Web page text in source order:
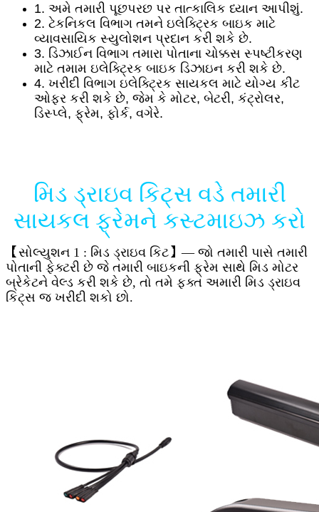
1. અમે તમારી પૂછપરછ પર તાત્કાલિક ધ્યાન આપીશું.
2. ટેકનિકલ વિભાગ તમને ઇલેક્ટ્રિક બાઇક માટે
વ્યાવસાયિક સ્યુલોશન પ્રદાન કરી શકે છે.
3. ડિઝાઈન વિભાગ તમારા પોતાના ચોક્કસ સ્પષ્ટીકરણ
માટે તમામ ઇલેક્ટ્રિક બાઇક ડિઝાઇન કરી શકે છે.
4. ખરીદી વિભાગ ઇલેક્ટ્રિક સાયકલ માટે યોગ્ય કીટ
ઓફર કરી શકે છે, જેમ કે મોટર, બેટરી, કંટ્રોલર,
ડિસ્પ્લે, ફ્રેમ, ફોર્ક, વગેરે.
મિડ ડ્રાઇવ કિટ્સ વડે તમારી
સાયકલ ફ્રેમને કસ્ટમાઇઝ કરો
【સોલ્યુશન 1 : મિડ ડ્રાઇવ કિટ】— જો તમારી પાસે તમારી
પોતાની ફેક્ટરી છે જે તમારી બાઇકની ફ્રેમ સાથે મિડ મોટર
બ્રેકેટને વેલ્ડ કરી શકે છે, તો તમે ફક્ત અમારી મિડ ડ્રાઇવ
કિટ્સ જ ખરીદી શકો છો.